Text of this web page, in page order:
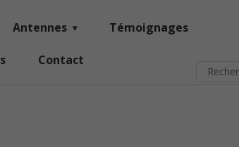
Antennes Témoignages
Contact